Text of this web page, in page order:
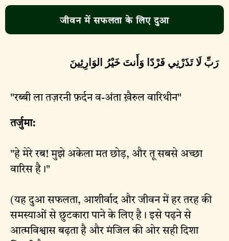
जीवन में सफलता के लिए दुआ
رَبِّ لَا تَذَرْنِي فَرْدًا وَأَنتَ خَيْرُ الوَارِثِينَ
"रब्बी ला तज़रनी फ़र्दन व-अंता ख़ैरुल वारिथीन"
तर्जुमा:
"हे मेरे रब! मुझे अकेला मत छोड़, और तू सबसे अच्छा
वारिस है।"
(यह दुआ सफलता, आशीर्वाद और जीवन में हर तरह की
समस्याओं से छुटकारा पाने के लिए है। इसे पढ़ने से
आत्मविश्वास बढ़ता है और मंजिल की ओर सही दिशा